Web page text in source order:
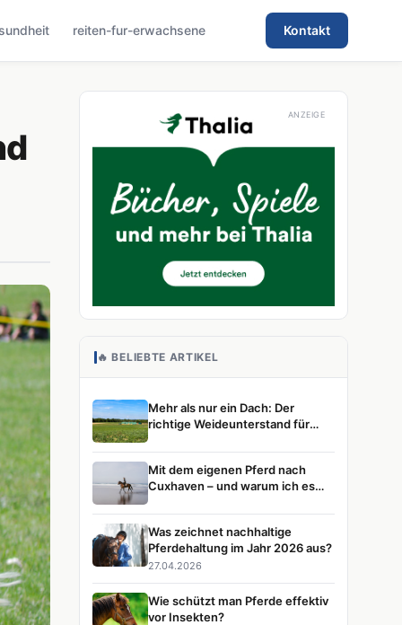
reiten-fur-erwachsene Kontakt
🔥 BELIEBTE ARTIKEL
Mehr als nur ein Dach: Der
richtige Weideunterstand für
Mit dem eigenen Pferd nach
Cuxhaven – und warum ich es
Was zeichnet nachhaltige
Pferdehaltung im Jahr 2026 aus?
27.04.2026
Wie schützt man Pferde effektiv
vor Insekten?